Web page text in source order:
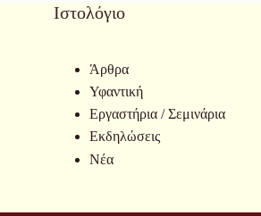
Ιστολόγιο
Άρθρα
Υφαντική
Εργαστήρια / Σεμινάρια
Εκδηλώσεις
Νέα